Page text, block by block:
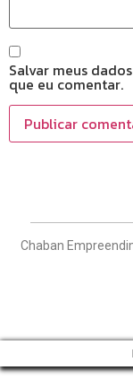
Salvar meus
que eu comentar.
Chaban